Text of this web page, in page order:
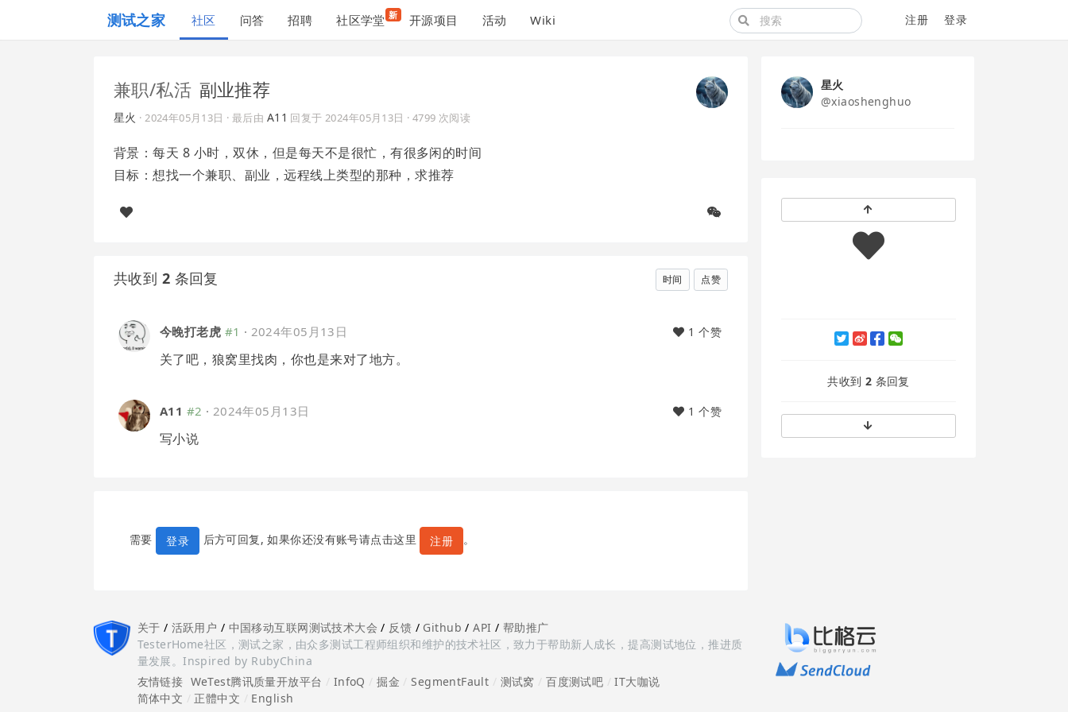
测试之家 社区 问答 招聘 社区学堂 新 开源项目 活动 Wiki 注册 登录
兼职/私活 副业推荐
星火 ·2024年05月13日 · 最后由 A11 回复于2024年05月13日 · 4799 次阅读
背景：每天 8 小时，双休，但是每天不是很忙，有很多闲的时间
目标：想找一个兼职、副业，远程线上类型的那种，求推荐
共收到 2 条回复 时间 点赞
今晚打老虎 #1 · 2024年05月13日 1 个赞
关了吧，狼窝里找肉，你也是来对了地方。
A11 #2 · 2024年05月13日 1 个赞
写小说
需要 登录 后方可回复, 如果你还没有账号请点击这里 注册 。
星火
@xiaoshenghuo
共收到 2 条回复
关于 / 活跃用户 / 中国移动互联网测试技术大会 / 反馈 / Github /API / 帮助推广
TesterHome社区，测试之家，由众多测试工程师组织和维护的技术社区，致力于帮助新人成长，提高测试地位，推进质
量发展。Inspired by RubyChina
友情链接 WeTest腾讯质量开放平台 InfoQ /掘金 /SegmentFault 测试窝 /百度测试吧 /IT大咖说
简体中文
正體中文 English